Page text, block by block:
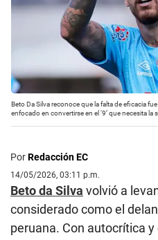
Beto Da Silva reconoce que la falta de eficacia
enfocado en convertirse en el ‘9’ que necesita la
PorRedacción EC
14/05/2026, 03:11 p.m.
Beto da Silva volvió a
considerado como el
peruana. Con autocrítica